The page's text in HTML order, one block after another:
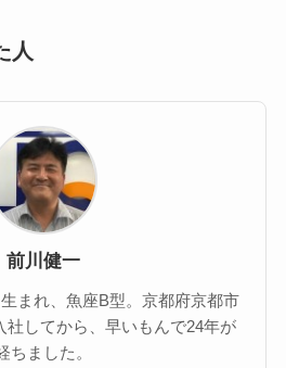
人
前川健一
まれ、魚座B型。京都府京都市
社してから、早いもんで24年が
ちました。